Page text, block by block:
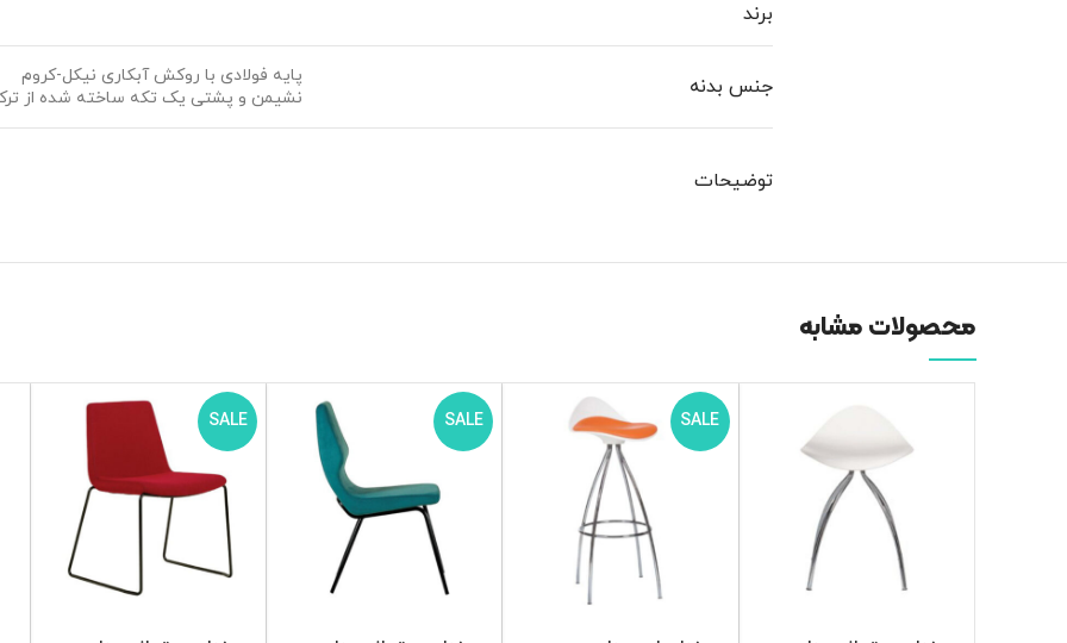
برند
جنس بدنه
پایه فولادی با روکش آبکاری نیکل-کروم
نشیمن و پشتی یک تکه ساخته شده از
توضیحات
محصولات مشابه
SALE
SALE
SALE